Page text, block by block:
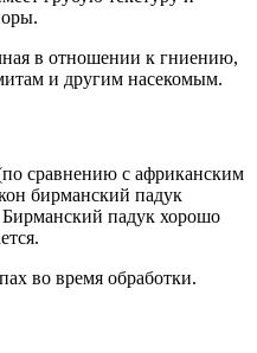
в отношении к гниению,
и другим насекомым.
сравнению с африканским
бирманский падук
падук хорошо
во время обработки.